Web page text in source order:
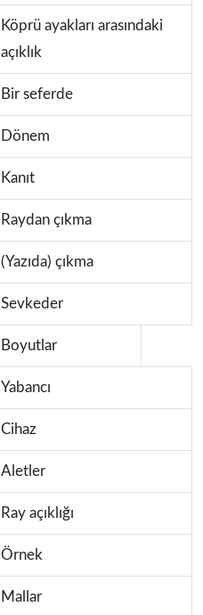
Köprü ayakları arasındaki
açıklık
Bir seferde
Dönem
Kanıt
Raydan çıkma
(Yazıda) çıkma
Sevkeder
Boyutlar
Yabancı
Cihaz
Aletler
Ray açıklığı
Örnek
Mallar